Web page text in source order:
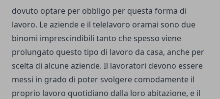
dovuto optare per obbligo per questa forma di
lavoro. Le aziende e il telelavoro oramai sono due
binomi imprescindibili tanto che spesso viene
prolungato questo tipo di lavoro da casa, anche per
scelta di alcune aziende. Il lavoratori devono essere
messi in grado di poter svolgere comodamente il
proprio lavoro quotidiano dalla loro abitazione, e il